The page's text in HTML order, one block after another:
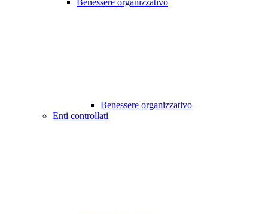
Benessere organizzativo
Benessere organizzativo
Enti controllati